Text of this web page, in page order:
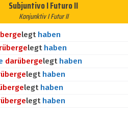
Subjuntivo I Futuro II
Konjunktiv I Futur II
gelegt haben
gelegt haben
darübergelegt haben
gelegt haben
gelegt haben
gelegt haben